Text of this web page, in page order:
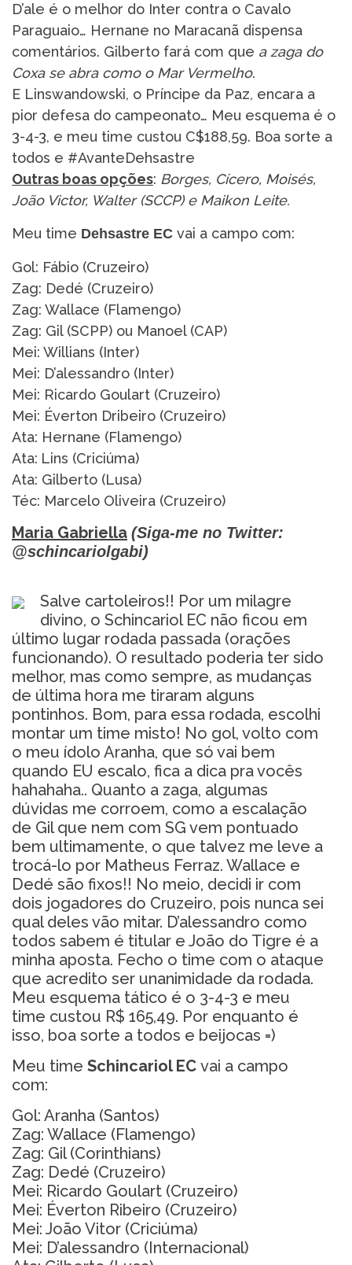
D’ale é o melhor do Inter contra o Cavalo
Paraguaio… Hernane no Maracanã dispensa
comentários. Gilberto fará com que a zaga do
Coxa se abra como o Mar Vermelho.
E Linswandowski, o Príncipe da Paz, encara a
pior defesa do campeonato… Meu esquema é o
3-4-3, e meu time custou C$188,59. Boa sorte a
todos e #AvanteDehsastre
Outras boas opções: Borges, Cícero, Moisés,
João Victor, Walter (SCCP) e Maikon Leite.
Meu time Dehsastre EC vai a campo com:
Gol: Fábio (Cruzeiro)
Zag: Dedé (Cruzeiro)
Zag: Wallace (Flamengo)
Zag: Gil (SCPP) ou Manoel (CAP)
Mei: Willians (Inter)
Mei: D’alessandro (Inter)
Mei: Ricardo Goulart (Cruzeiro)
Mei: Éverton Dribeiro (Cruzeiro)
Ata: Hernane (Flamengo)
Ata: Lins (Criciúma)
Ata: Gilberto (Lusa)
Téc: Marcelo Oliveira (Cruzeiro)
Maria Gabriella (Siga-me no Twitter:
@schincariolgabi)
Salve cartoleiros!! Por um milagre
divino, o Schincariol EC não ficou em
último lugar rodada passada (orações
funcionando). O resultado poderia ter sido
melhor, mas como sempre, as mudanças
de última hora me tiraram alguns
pontinhos. Bom, para essa rodada, escolhi
montar um time misto! No gol, volto com
o meu ídolo Aranha, que só vai bem
quando EU escalo, fica a dica pra vocês
hahahaha.. Quanto a zaga, algumas
dúvidas me corroem, como a escalação
de Gil que nem com SG vem pontuado
bem ultimamente, o que talvez me leve a
trocá-lo por Matheus Ferraz. Wallace e
Dedé são fixos!! No meio, decidi ir com
dois jogadores do Cruzeiro, pois nunca sei
qual deles vão mitar. D’alessandro como
todos sabem é titular e João do Tigre é a
minha aposta. Fecho o time com o ataque
que acredito ser unanimidade da rodada.
Meu esquema tático é o 3-4-3 e meu
time custou R$ 165,49. Por enquanto é
isso, boa sorte a todos e beijocas =)
Meu time Schincariol EC vai a campo
com:
Gol: Aranha (Santos)
Zag: Wallace (Flamengo)
Zag: Gil (Corinthians)
Zag: Dedé (Cruzeiro)
Mei: Ricardo Goulart (Cruzeiro)
Mei: Éverton Ribeiro (Cruzeiro)
Mei: João Vitor (Criciúma)
Mei: D’alessandro (Internacional)